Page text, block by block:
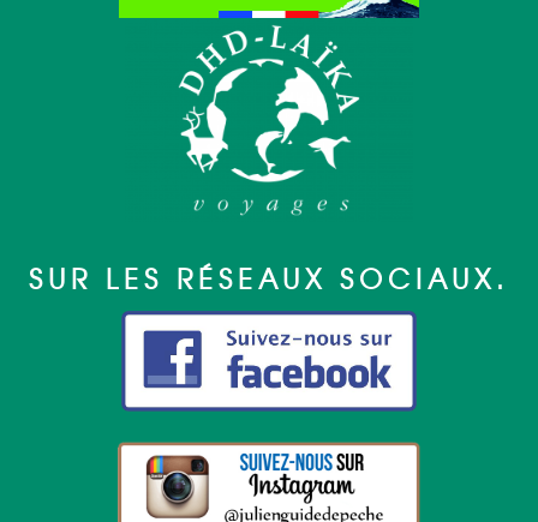
SUR LES RÉSEAUX SOCIAUX.